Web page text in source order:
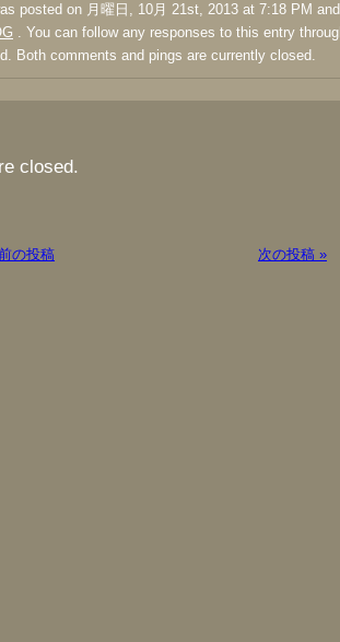
posted on 月曜日, 10月 21st, 2013 at 7:18 PM
. You can follow any responses to this entry
Both comments and pings are currently closed.
closed.
の投稿 次の投稿 »